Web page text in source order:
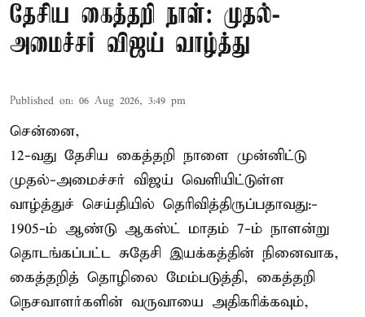
தேசிய கைத்தறி நாள்: முதல்-
அமைச்சர் விஜய் வாழ்த்து
Published on: 06 Aug 2026, 3:49 pm
சென்னை,
12-வது தேசிய கைத்தறி நாளை முன்னிட்டு
முதல்-அமைச்சர் விஜய் வெளியிட்டுள்ள
வாழ்த்துச் செய்தியில் தெரிவித்திருப்பதாவது:-
1905-ம் ஆண்டு ஆகஸ்ட் மாதம் 7-ம் நாளன்று
தொடங்கப்பட்ட சுதேசி இயக்கத்தின் நினைவாக,
கைத்தறித் தொழிலை மேம்படுத்தி, கைத்தறி
நெசவாளர்களின் வருவாயை அதிகரிக்கவும்,